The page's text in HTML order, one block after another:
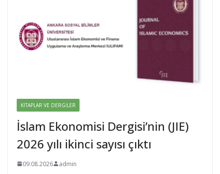
KITAPLAR VE DERGILER
İslam Ekonomisi Dergisi’nin (JIE)
2026 yılı ikinci sayısı çıktı
09.08.2026 admin